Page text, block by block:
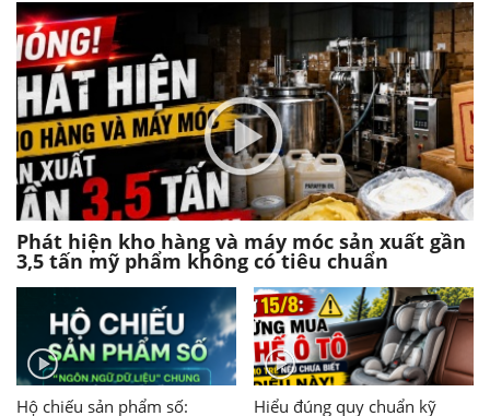
Phát hiện kho hàng và máy móc sản xuất gần
3,5 tấn mỹ phẩm không có tiêu chuẩn
Hộ chiếu sản phẩm số:
Hiểu đúng quy chuẩn kỹ